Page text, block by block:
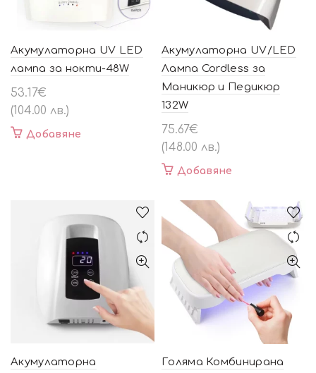
Акумулаторна UV LED
лампа за нокти-48W
53.17€
(104.00 лв.)
Добавяне
Акумулаторна UV/LED
Лампа Cordless за
Маникюр и Педикюр
132W
75.67€
(148.00 лв.)
Добавяне
Акумулаторна
Голяма Комбинирана